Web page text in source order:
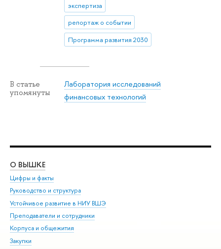
экспертиза
репортаж о событии
Программа развития 2030
В статье
упомянуты
Лаборатория исследований
финансовых технологий
О ВЫШКЕ
Цифры и факты
Руководство и структура
Устойчивое развитие в НИУ ВШЭ
Преподаватели и сотрудники
Корпуса и общежития
Закупки